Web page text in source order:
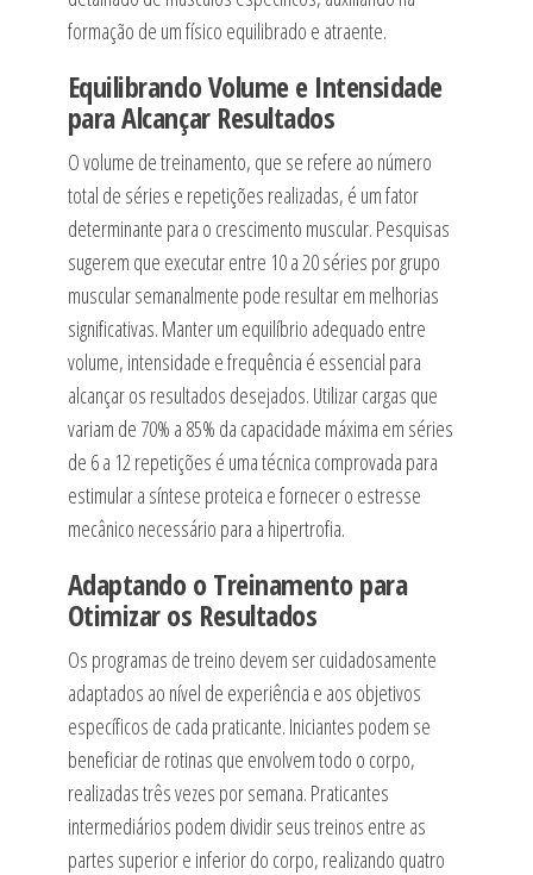
formação de um físico equilibrado e atraente.
Equilibrando Volume e Intensidade
para Alcançar Resultados
O volume de treinamento, que se refere ao número
total de séries e repetições realizadas, é um fator
determinante para o crescimento muscular. Pesquisas
sugerem que executar entre 10 a 20 séries por grupo
muscular semanalmente pode resultar em melhorias
significativas. Manter um equilíbrio adequado entre
volume, intensidade e frequência é essencial para
alcançar os resultados desejados. Utilizar cargas que
variam de 70% a 85% da capacidade máxima em séries
de 6 a 12 repetições é uma técnica comprovada para
estimular a síntese proteica e fornecer o estresse
mecânico necessário para a hipertrofia.
Adaptando o Treinamento para
Otimizar os Resultados
Os programas de treino devem ser cuidadosamente
adaptados ao nível de experiência e aos objetivos
específicos de cada praticante. Iniciantes podem se
beneficiar de rotinas que envolvem todo o corpo,
realizadas três vezes por semana. Praticantes
intermediários podem dividir seus treinos entre as
partes superior e inferior do corpo, realizando quatro